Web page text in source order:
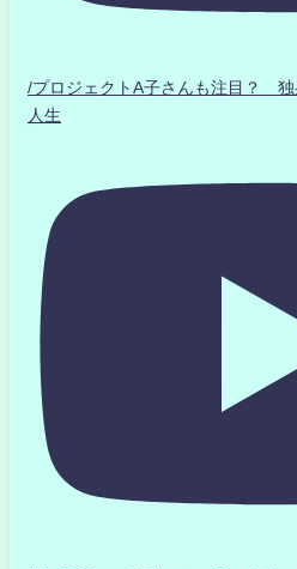
/プロジェクトA子さんも注目？ 独
人生